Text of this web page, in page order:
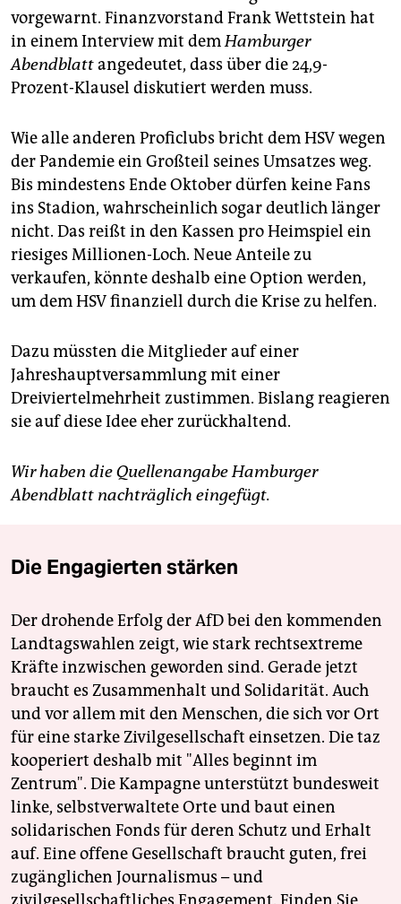
vorgewarnt. Finanzvorstand Frank Wettstein hat
in einem Interview mit demHamburger
Abendblattangedeutet, dass über die 24,9-
Prozent-Klausel diskutiert werden muss.
Wie alle anderen Proficlubs bricht dem HSV wegen
der Pandemie ein Großteil seines Umsatzes weg.
Bis mindestens Ende Oktober dürfen keine Fans
ins Stadion, wahrscheinlich sogar deutlich länger
nicht. Das reißt in den Kassen pro Heimspiel ein
riesiges Millionen-Loch. Neue Anteile zu
verkaufen, könnte deshalb eine Option werden,
um dem HSV finanziell durch die Krise zu helfen.
Dazu müssten die Mitglieder auf einer
Jahreshauptversammlung mit einer
Dreiviertelmehrheit zustimmen. Bislang reagieren
sie auf diese Idee eher zurückhaltend.
Wir haben die Quellenangabe Hamburger
Abendblatt nachträglich eingefügt.
Die Engagierten stärken
Der drohende Erfolg der AfD bei den kommenden
Landtagswahlen zeigt, wie stark rechtsextreme
Kräfte inzwischen geworden sind. Gerade jetzt
braucht es Zusammenhalt und Solidarität. Auch
und vor allem mit den Menschen, die sich vor Ort
für eine starke Zivilgesellschaft einsetzen. Die taz
kooperiert deshalb mit "Alles beginnt im
Zentrum". Die Kampagne unterstützt bundesweit
linke, selbstverwaltete Orte und baut einen
solidarischen Fonds für deren Schutz und Erhalt
auf. Eine offene Gesellschaft braucht guten, frei
zugänglichen Journalismus – und